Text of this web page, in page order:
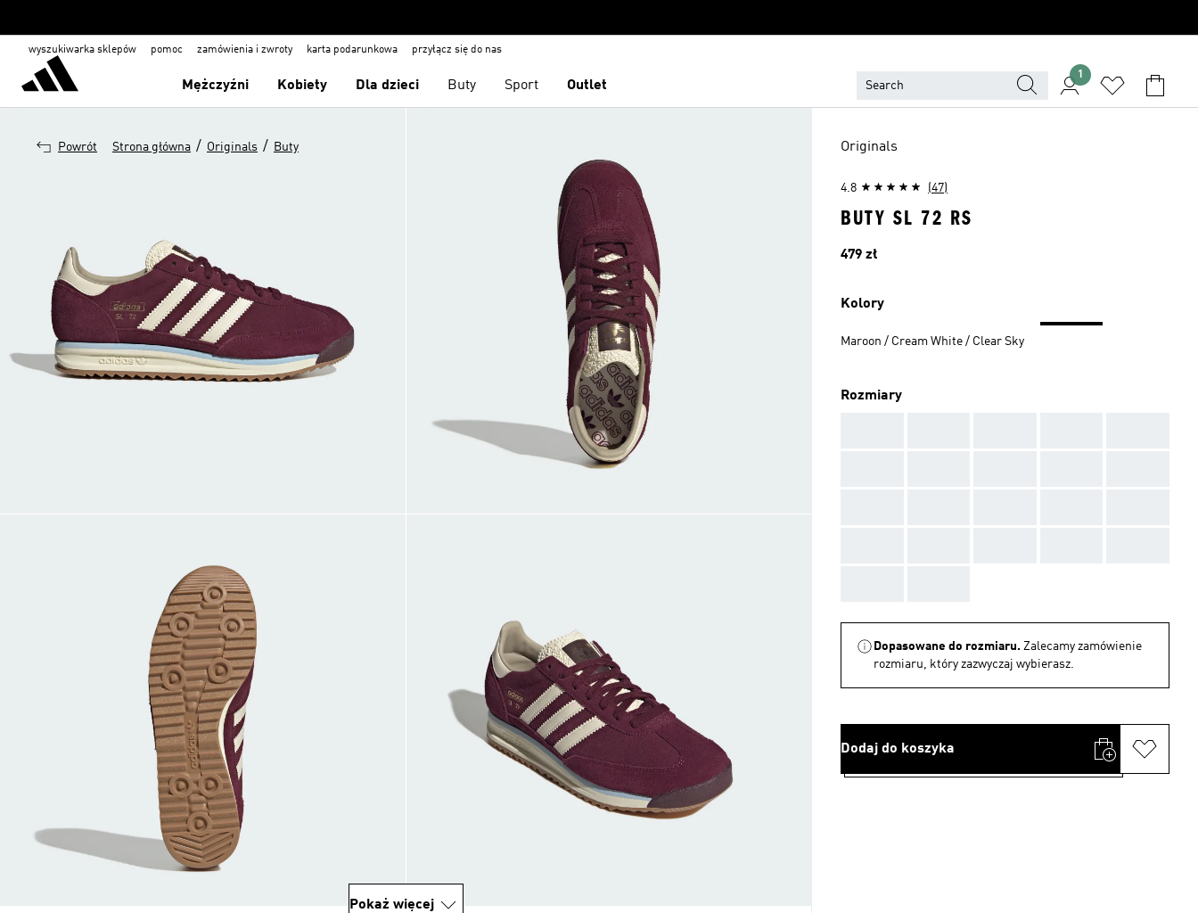
wyszukiwarka sklepów pomoc zamówienia i zwroty karta podarunkowa przyłącz się do nas
Mężczyźni Kobiety Dla dzieci Buty Sport Outlet
1
Powrót Strona główna / Originals / Buty
Pokaż więcej
Originals
4.8 (47)
BUTY SL 72 RS
Cena
479 zł
Kolory
Maroon / Cream White / Clear Sky
Rozmiary
Dopasowane do rozmiaru. Zalecamy zamówienie
rozmiaru, który zazwyczaj wybierasz.
Dodaj do koszyka